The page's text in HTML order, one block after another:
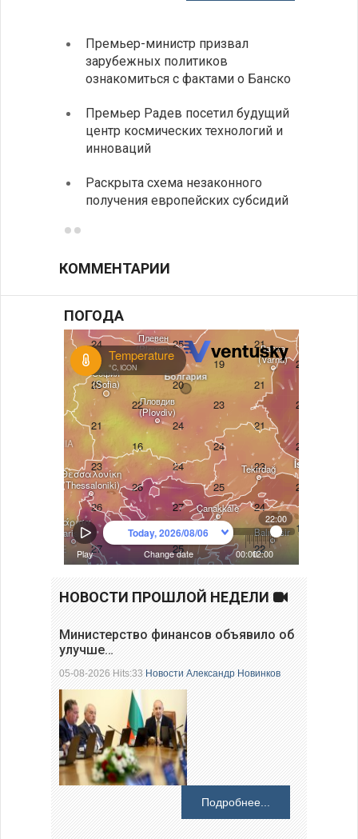
Премьер-министр призвал
зарубежных политиков
ознакомиться с фактами о Банско
Премьер Радев посетил будущий
центр космических технологий и
инноваций
Раскрыта схема незаконного
получения европейских субсидий
КОММЕНТАРИИ
ПОГОДА
НОВОСТИ ПРОШЛОЙ НЕДЕЛИ
Министерство финансов объявило об
улучше…
05-08-2026 Hits:33Новости Александр Новинков
Подробнее...